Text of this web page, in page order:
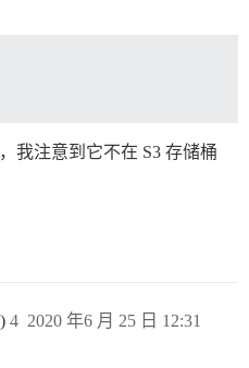
我注意到它不在 S3 存储桶
2020 年6 月 25 日 12:31
4